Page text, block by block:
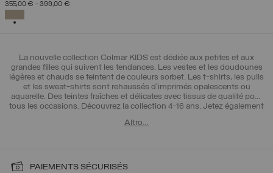
355,00 € -399,00 €
La nouvelle collection Colmar KIDS est dédiée aux petites et aux
grandes filles qui suivent les tendances. Les vestes et les doudounes
légères et chauds se teintent de couleurs sorbet. Les t-shirts, les pulls
et les sweat-shirts sont rehaussés d'imprimés opalescents ou
aquarelle. Des teintes fraîches et délicates avec tissus de qualité pour
tous les occasions. Découvrez la collection 4-16 ans. Jetez également
Altro…
PAIEMENTS SÉCURISÉS